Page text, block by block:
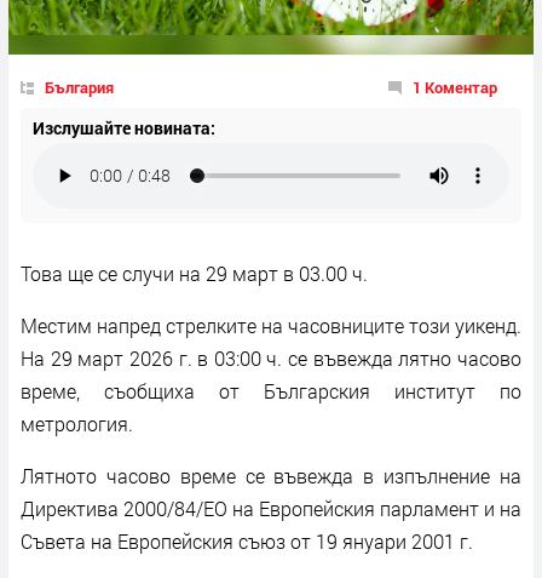
България 1 Коментар
Изслушайте новината:
Това ще се случи на 29 март в 03.00 ч.
Местим напред стрелките на часовниците този уикенд.
На 29 март 2026 г. в 03:00 ч. се въвежда лятно часово
време, съобщиха от Българския институт по
метрология.
Лятното часово време се въвежда в изпълнение на
Директива 2000/84/ЕО на Европейския парламент и на
Съвета на Европейския съюз от 19 януари 2001 г.